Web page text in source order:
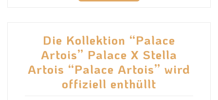
Die Kollektion “Palace
Artois” Palace X Stella
Artois “Palace Artois” wird
offiziell enthüllt